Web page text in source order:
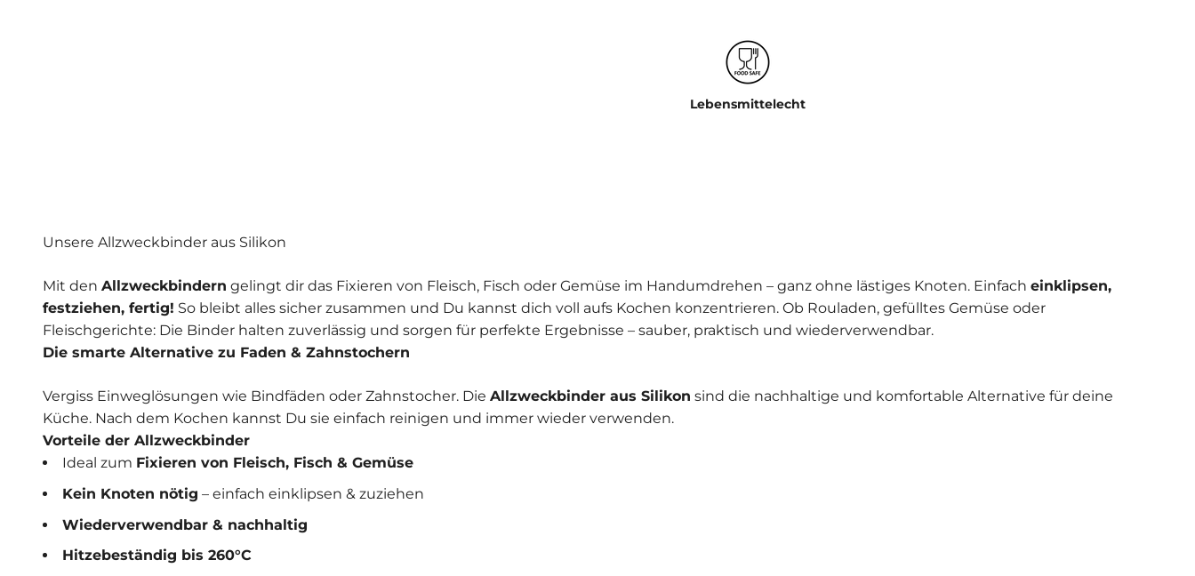
Lebensmittelecht
Unsere Allzweckbinder aus Silikon
Mit den Allzweckbindern gelingt dir das Fixieren von Fleisch, Fisch oder Gemüse im Handumdrehen – ganz ohne lästiges Knoten. Einfach einklipsen,
festziehen, fertig! So bleibt alles sicher zusammen und Du kannst dich voll aufs Kochen konzentrieren. Ob Rouladen, gefülltes Gemüse oder
Fleischgerichte: Die Binder halten zuverlässig und sorgen für perfekte Ergebnisse – sauber, praktisch und wiederverwendbar.
Die smarte Alternative zu Faden & Zahnstochern
Vergiss Einweglösungen wie Bindfäden oder Zahnstocher. Die Allzweckbinder aus Silikon sind die nachhaltige und komfortable Alternative für deine
Küche. Nach dem Kochen kannst Du sie einfach reinigen und immer wieder verwenden.
Vorteile der Allzweckbinder
Ideal zum Fixieren von Fleisch, Fisch & Gemüse
Kein Knoten nötig – einfach einklipsen & zuziehen
Wiederverwendbar & nachhaltig
Hitzebeständig bis 260°C